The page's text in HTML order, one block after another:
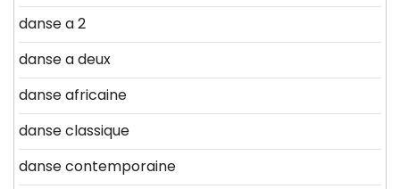
danse a 2
danse a deux
danse africaine
danse classique
danse contemporaine